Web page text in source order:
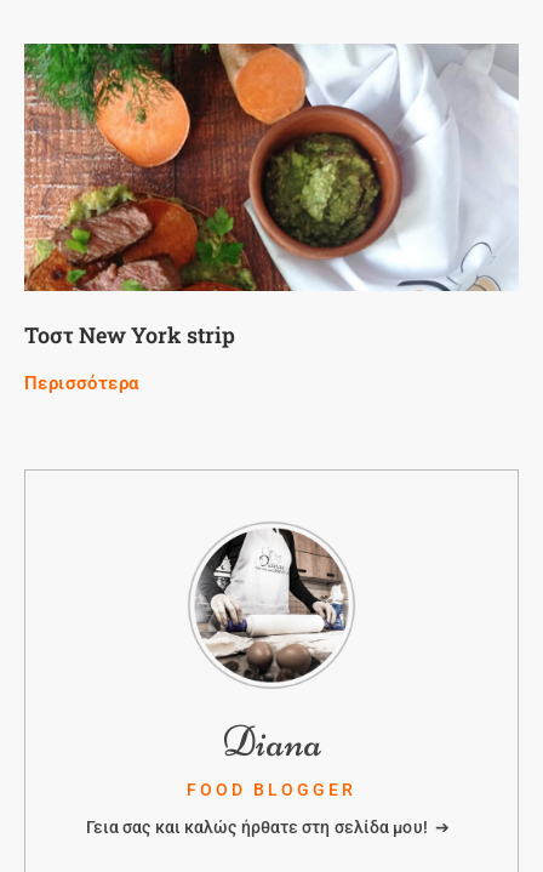
Τοστ New York strip
Περισσότερα
Diana
FOOD BLOGGER
Γεια σας και καλώς ήρθατε στη σελίδα μου! ➔